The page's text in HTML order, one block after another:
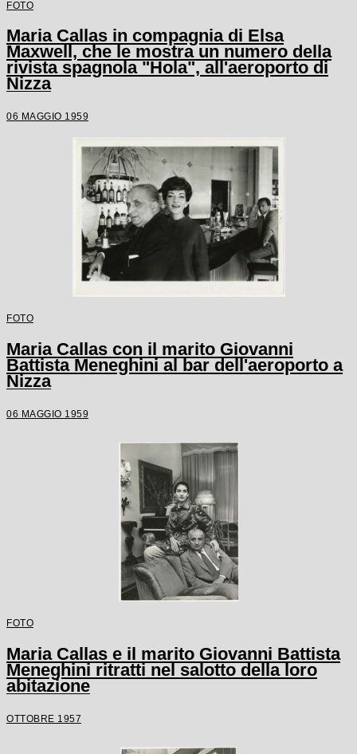
FOTO
Maria Callas in compagnia di Elsa
Maxwell, che le mostra un numero della
rivista spagnola "Hola", all'aeroporto di
Nizza
06 MAGGIO 1959
FOTO
Maria Callas con il marito Giovanni
Battista Meneghini al bar dell'aeroporto a
Nizza
06 MAGGIO 1959
FOTO
Maria Callas e il marito Giovanni Battista
Meneghini ritratti nel salotto della loro
abitazione
OTTOBRE 1957